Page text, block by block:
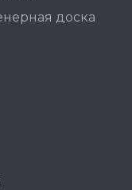
доска